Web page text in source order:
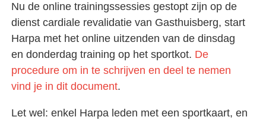
Nu de online trainingssessies gestopt zijn op de
dienst cardiale revalidatie van Gasthuisberg, start
Harpa met het online uitzenden van de dinsdag
en donderdag training op het sportkot. De
procedure om in te schrijven en deel te nemen
vind je in dit document.
Let wel: enkel Harpa leden met een sportkaart, en